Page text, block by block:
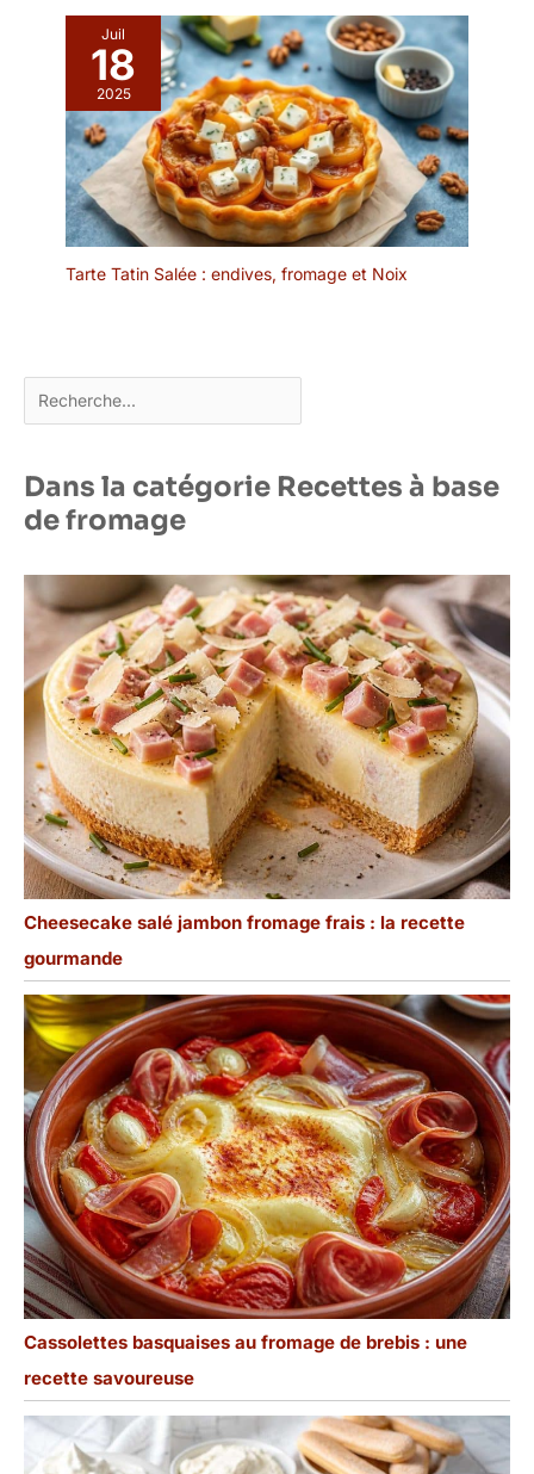
Juil
18
2025
Tarte Tatin Salée : endives, fromage et Noix
Rechercher
Dans la catégorie Recettes à base
de fromage
Cheesecake salé jambon fromage frais : la recette
gourmande
Cassolettes basquaises au fromage de brebis : une
recette savoureuse